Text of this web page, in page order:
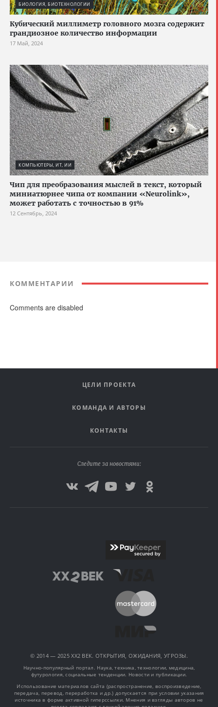
БИОЛОГИЯ, БИОТЕХНОЛОГИИ
Кубический миллиметр головного мозга содержит
грандиозное количество информации
17 Май, 2024
КОМПЬЮТЕРЫ, ИТ, ИИ
Чип для преобразования мыслей в текст, который
миниатюрнее чипа от компании «Neurolink»,
может работать с точностью в 91%
12 Сентябрь, 2024
КОММЕНТАРИИ
Comments are disabled
ЦЕЛИ ПРОЕКТА
КОМАНДА И АВТОРЫ
КОНТАКТЫ
Следите за новостями:
© 2014 — 2025 XX2 ВЕК. ОТКРЫТИЯ, ОЖИДАНИЯ, УГРОЗЫ.
Научно-популярный портал. Наука, техника, технологии, медицина,
футурология, социальные тенденции. Новости и публикации.
Использование материалов сайта (распространение, воспроизведение,
передача, перевод, переработка и др.) допускается при условии указания
источника в форме активной гиперссылки. Мнения и взгляды авторов не